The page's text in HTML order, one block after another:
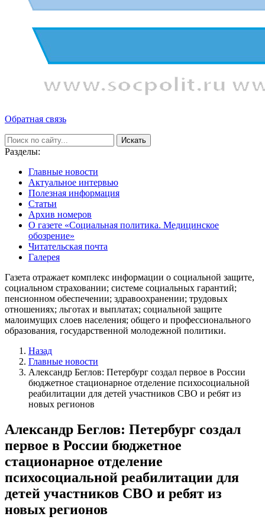
Обратная связь
Искать
Разделы:
Главные новости
Актуальное интервью
Полезная информация
Статьи
Архив номеров
О газете «Социальная политика. Медицинское
обозрение»
Читательская почта
Галерея
Газета отражает комплекс информации о социальной защите,
социальном страховании; системе социальных гарантий;
пенсионном обеспечении; здравоохранении; трудовых
отношениях; льготах и выплатах; социальной защите
малоимущих слоев населения; общего и профессионального
образования, государственной молодежной политики.
Назад
Главные новости
Александр Беглов: Петербург создал первое в России
бюджетное стационарное отделение психосоциальной
реабилитации для детей участников СВО и ребят из
новых регионов
Александр Беглов: Петербург создал
первое в России бюджетное
стационарное отделение
психосоциальной реабилитации для
детей участников СВО и ребят из
новых регионов